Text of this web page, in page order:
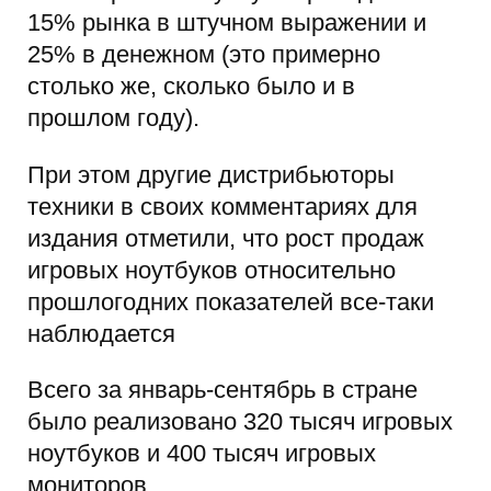
15% рынка в штучном выражении и
25% в денежном (это примерно
столько же, сколько было и в
прошлом году).
При этом другие дистрибьюторы
техники в своих комментариях для
издания отметили, что рост продаж
игровых ноутбуков относительно
прошлогодних показателей все-таки
наблюдается
Всего за январь-сентябрь в стране
было реализовано 320 тысяч игровых
ноутбуков и 400 тысяч игровых
мониторов.